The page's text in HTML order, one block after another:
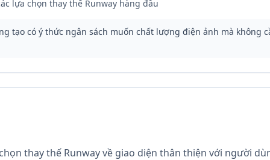
lựa chọn thay thế Runway hàng đầu
tạo có ý thức ngân sách muốn chất lượng điện ảnh mà không
thay thế Runway về giao diện thân thiện với người